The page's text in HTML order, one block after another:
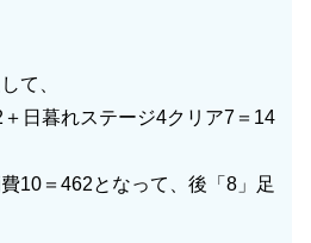
て、
日暮れステージ4クリア7＝14
10＝462となって、後「8」足